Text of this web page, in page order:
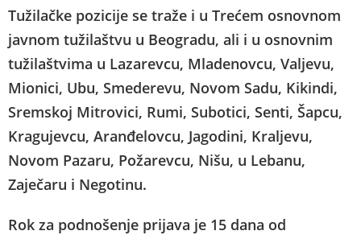
Tužilačke pozicije se traže i u Trećem osnovnom
javnom tužilaštvu u Beogradu, ali i u osnovnim
tužilaštvima u Lazarevcu, Mladenovcu, Valjevu,
Mionici, Ubu, Smederevu, Novom Sadu, Kikindi,
Sremskoj Mitrovici, Rumi, Subotici, Senti, Šapcu,
Kragujevcu, Aranđelovcu, Jagodini, Kraljevu,
Novom Pazaru, Požarevcu, Nišu, u Lebanu,
Zaječaru i Negotinu.
Rok za podnošenje prijava je 15 dana od